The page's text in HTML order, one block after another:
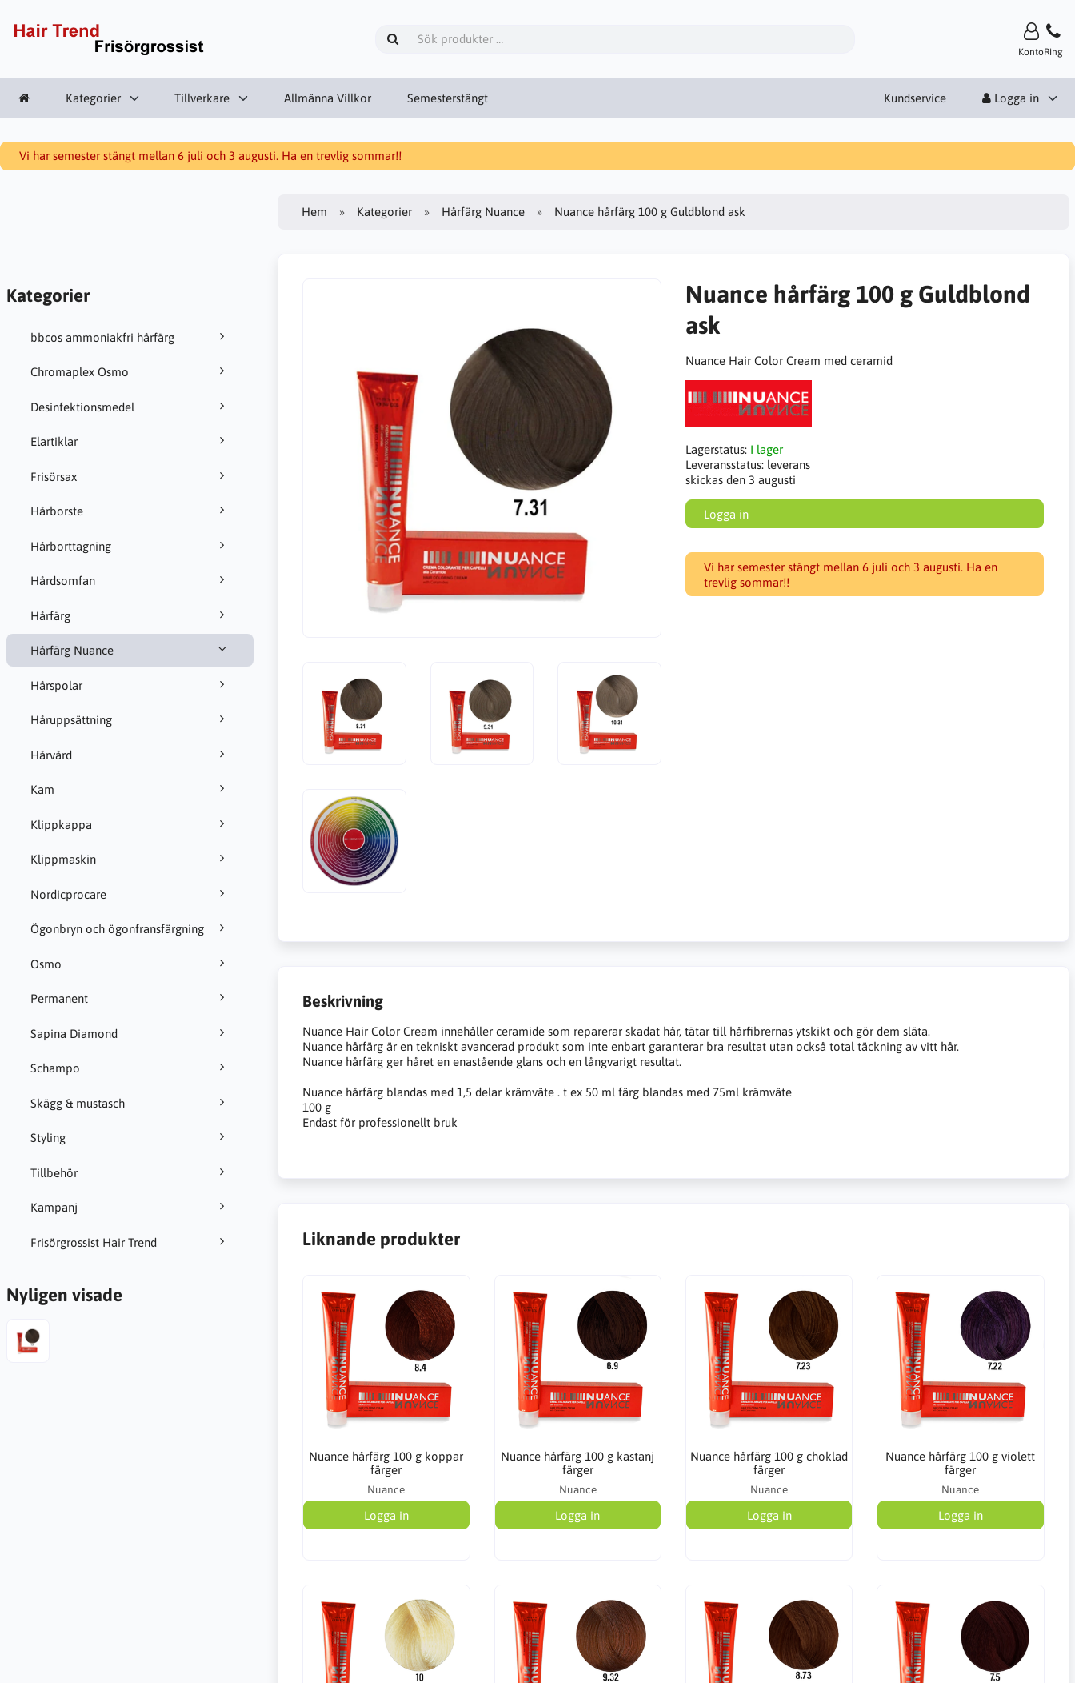
KontoRing
Kategorier Tillverkare Allmänna Villkor Semesterstängt Kundservice Logga in
Vi har semester stängt mellan 6 juli och 3 augusti. Ha en trevlig sommar!!
Kategorier
bbcos ammoniakfri hårfärg
Chromaplex Osmo
Desinfektionsmedel
Elartiklar
Frisörsax
Hårborste
Hårborttagning
Hårdsomfan
Hårfärg
Hårfärg Nuance
Hårspolar
Håruppsättning
Hårvård
Kam
Klippkappa
Klippmaskin
Nordicprocare
Ögonbryn och ögonfransfärgning
Osmo
Permanent
Sapina Diamond
Schampo
Skägg & mustasch
Styling
Tillbehör
Kampanj
Frisörgrossist Hair Trend
Nyligen visade
Hem Kategorier Hårfärg Nuance Nuance hårfärg 100 g Guldblond ask
Nuance hårfärg 100 g Guldblond
ask
Nuance Hair Color Cream med ceramid
Lagerstatus: I lager
Leveransstatus: leverans
skickas den 3 augusti
Logga in
Vi har semester stängt mellan 6 juli och 3 augusti. Ha en
trevlig sommar!!
Beskrivning
Nuance Hair Color Cream innehåller ceramide som reparerar skadat hår, tätar till hårfibrernas ytskikt och gör dem släta.
Nuance hårfärg är en tekniskt avancerad produkt som inte enbart garanterar bra resultat utan också total täckning av vitt hår.
Nuance hårfärg ger håret en enastående glans och en långvarigt resultat.
Nuance hårfärg blandas med 1,5 delar krämväte . t ex 50 ml färg blandas med 75ml krämväte
100 g
Endast för professionellt bruk
Liknande produkter
Nuance hårfärg 100 g koppar
färger
Nuance
Logga in
Nuance hårfärg 100 g kastanj
färger
Nuance
Logga in
Nuance hårfärg 100 g choklad
färger
Nuance
Logga in
Nuance hårfärg 100 g violett
färger
Nuance
Logga in